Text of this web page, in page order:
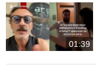
01:39